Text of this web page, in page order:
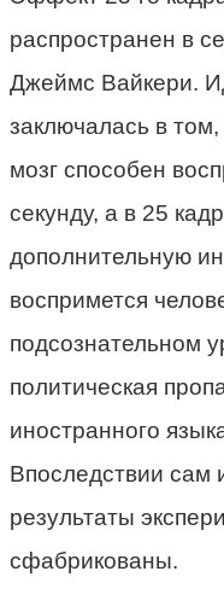
распространен в
Джеймс Вайкери.
заключалась в
мозг способен
секунду, а в 25
дополнительную
воспримется
подсознательном
политическая
иностранного
Впоследствии сам
результаты
сфабрикованы.